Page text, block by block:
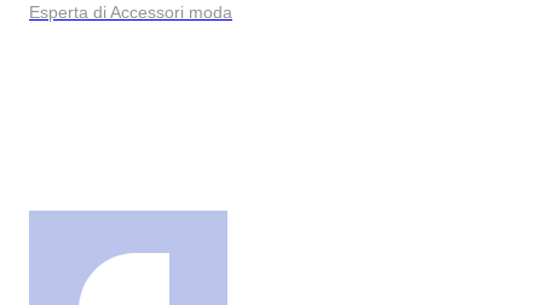
Esperta di Accessori moda